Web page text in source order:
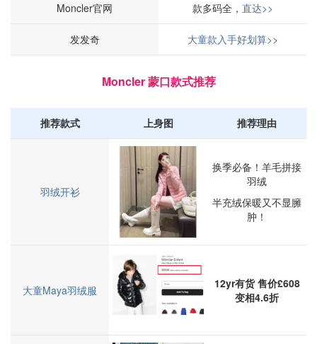
Moncler官网 款多码全， 直达>>
发发奇 大童款入手好划算>>
Moncler 蒙口款式推荐
推荐款式 上身图 推荐理由
羽绒开衫
换季必备！羊毛拼接
羽绒
半充绒保暖又不显臃
肿！
大童Maya羽绒服
12yr有货 售价£608
变相4.6折